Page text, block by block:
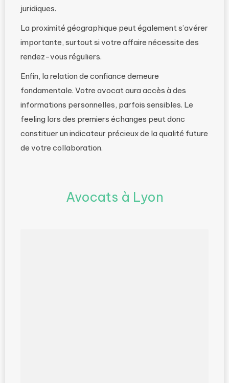
juridiques.
La proximité géographique peut également s’avérer
importante, surtout si votre affaire nécessite des
rendez-vous réguliers.
Enfin, la relation de confiance demeure
fondamentale. Votre avocat aura accès à des
informations personnelles, parfois sensibles. Le
feeling lors des premiers échanges peut donc
constituer un indicateur précieux de la qualité future
de votre collaboration.
Avocats à Lyon